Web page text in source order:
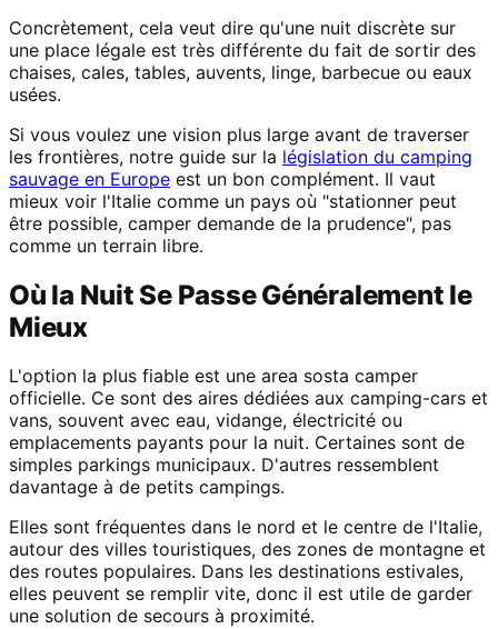
Concrètement, cela veut dire qu'une nuit discrète sur
une place légale est très différente du fait de sortir des
chaises, cales, tables, auvents, linge, barbecue ou eaux
usées.
Si vous voulez une vision plus large avant de traverser
les frontières, notre guide sur la législation du camping
sauvage en Europe est un bon complément. Il vaut
mieux voir l'Italie comme un pays où "stationner peut
être possible, camper demande de la prudence", pas
comme un terrain libre.
Où la Nuit Se Passe Généralement le
Mieux
L'option la plus fiable est une area sosta camper
officielle. Ce sont des aires dédiées aux camping-cars et
vans, souvent avec eau, vidange, électricité ou
emplacements payants pour la nuit. Certaines sont de
simples parkings municipaux. D'autres ressemblent
davantage à de petits campings.
Elles sont fréquentes dans le nord et le centre de l'Italie,
autour des villes touristiques, des zones de montagne et
des routes populaires. Dans les destinations estivales,
elles peuvent se remplir vite, donc il est utile de garder
une solution de secours à proximité.